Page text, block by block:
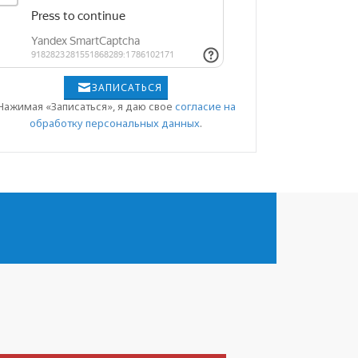
ЗАПИСАТЬСЯ
«Записаться», я даю свое согласие на
обработку персональных данных.